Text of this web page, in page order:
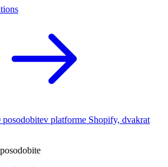
posodobitev platforme Shopify, dvakrat